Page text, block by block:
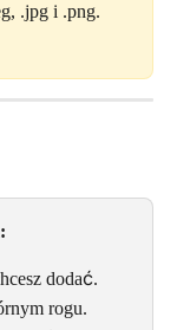
.jpg i .png.
dodać.
rogu.